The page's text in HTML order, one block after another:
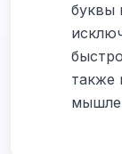
буквы
также